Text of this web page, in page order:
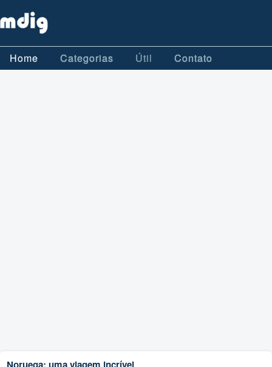
Home Categorias Útil Contato